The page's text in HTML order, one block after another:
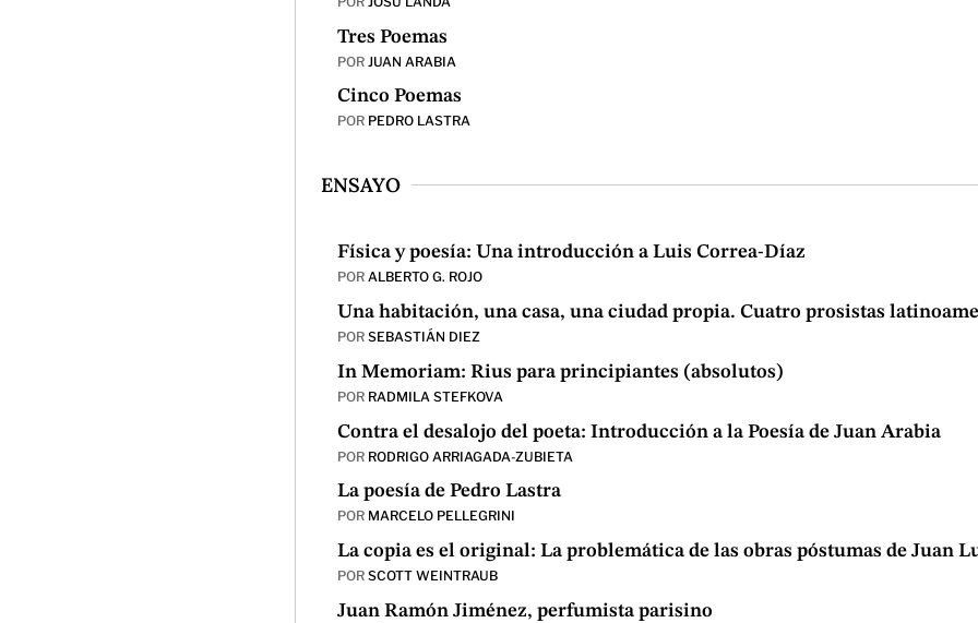
Tres Poemas
PORJUAN ARABIA
Cinco Poemas
POR PEDRO LASTRA
ENSAYO
Física y poesía: Una introducción a Luis Correa-Díaz
PORALBERTO G. ROJO
Una habitación, una casa, una ciudad propia. Cuatro prosistas
PORSEBASTIÁN DIEZ
In Memoriam: Rius para principiantes (absolutos)
POR RADMILA STEFKOVA
Contra el desalojo del poeta: Introducción a la Poesía de Juan Arabia
POR RODRIGO ARRIAGADA-ZUBIETA
La poesía de Pedro Lastra
POR MARCELO PELLEGRINI
La copia es el original: La problemática de las obras póstumas de Juan
PORSCOTT WEINTRAUB
Juan Ramón Jiménez, perfumista parisino